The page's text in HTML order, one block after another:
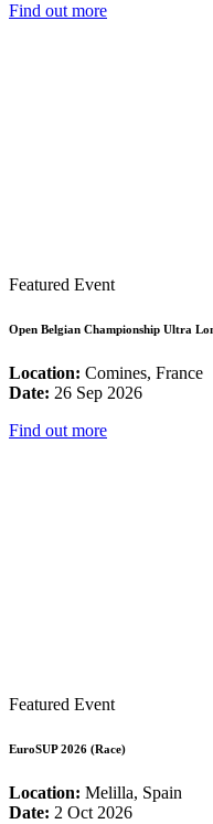
Find out more
Featured Event
Open Belgian Championship Ultra
Location: Comines, France
Date: 26 Sep 2026
Find out more
Featured Event
EuroSUP 2026 (Race)
Location: Melilla, Spain
Date: 2 Oct 2026